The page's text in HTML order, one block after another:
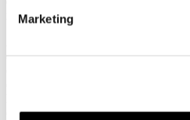
Marketing
nautica. Il sistema produttivo italiano.
cantieristica, unità che diventano
charter, servizi e riparazioni.